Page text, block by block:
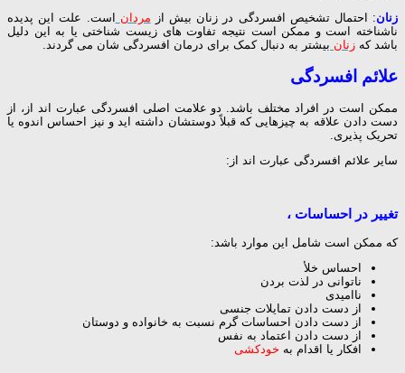
زنان: احتمال تشخیص افسردگی در زنان بیش از مردان است. علت این پدیده
ناشناخته است و ممکن است نتیجه تفاوت های زیست شناختی یا به این دلیل
باشد که زنان بیشتر به دنبال کمک برای درمان افسردگی شان می گردند.
علائم افسردگی
ممکن است در افراد مختلف باشد. دو علامت اصلی افسردگی عبارت اند از، از
دست دادن علاقه به چیزهایی که قبلاً دوستشان داشته اید و نیز احساس اندوه یا
تحریک پذیری.
سایر علائم افسردگی عبارت اند از:
تغییر در احساسات ،
که ممکن است شامل این موارد باشد:
احساس خلأ
ناتوانی در لذت بردن
ناامیدی
از دست دادن تمایلات جنسی
از دست دادن احساسات گرم نسبت به خانواده و دوستان
از دست دادن اعتماد به نفس
افکار یا اقدام به خودکشی